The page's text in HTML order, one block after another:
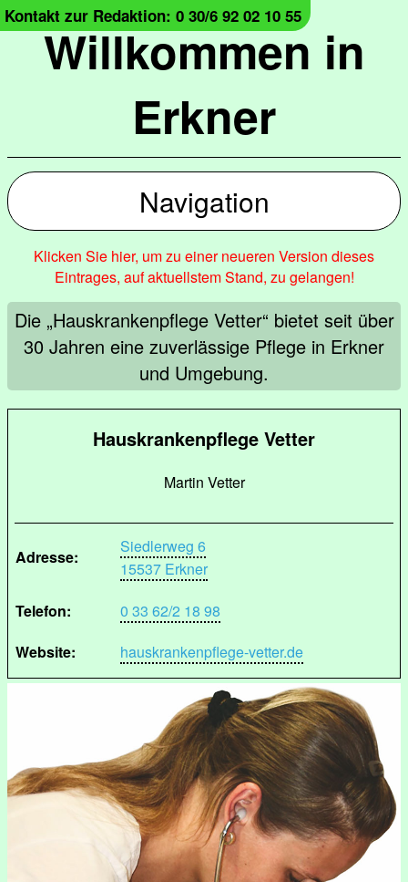
Willkommen in
Erkner
Kontakt zur Redaktion: 0 30/6 92 02 10 55
Navigation
Klicken Sie hier, um zu einer neueren Version dieses
Eintrages, auf aktuellstem Stand, zu gelangen!
Die „Hauskrankenpflege Vetter“ bietet seit über
30 Jahren eine zuverlässige Pflege in Erkner
und Umgebung.
Hauskrankenpflege Vetter
Martin Vetter
Adresse:
Siedlerweg 6
15537 Erkner
Telefon:
0 33 62/2 18 98
Website:
hauskrankenpflege-vetter.de